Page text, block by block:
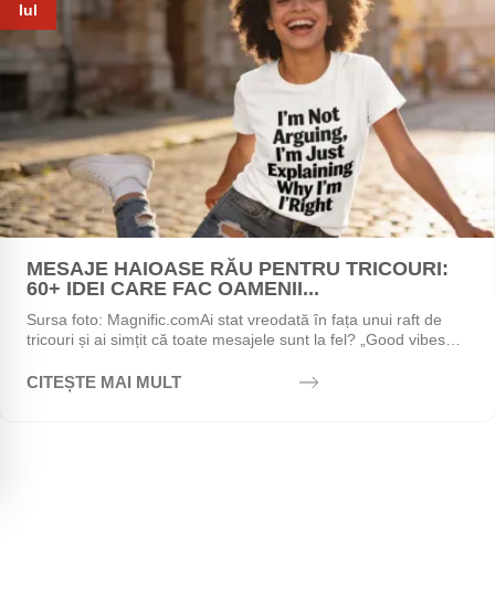
Iul
MESAJE HAIOASE RĂU PENTRU TRICOURI:
60+ IDEI CARE FAC OAMENII...
Sursa foto: Magnific.comAi stat vreodată în fața unui raft de
tricouri și ai simțit că toate mesajele sunt la fel? „Good vibes
CITEȘTE MAI MULT